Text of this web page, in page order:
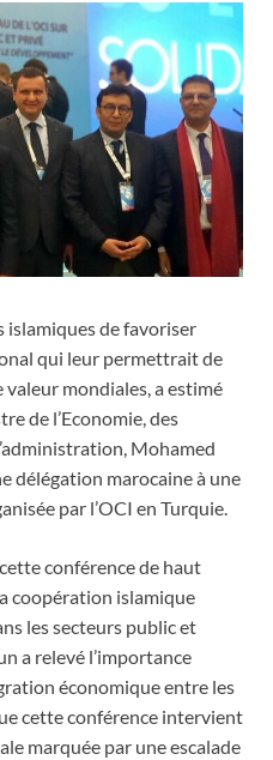
islamiques de favoriser
qui leur permettrait de
valeur mondiales, a estimé
de l’Economie, des
Mohamed
délégation marocaine à une
par l’OCI en Turquie.
conférence de haut
coopération islamique
les secteurs public et
a relevé l’importance
économique entre les
cette conférence intervient
marquée par une escalade